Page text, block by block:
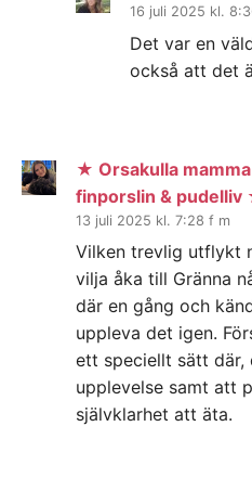
16 juli 2025 kl.
Det var en
också att det
★ Orsakulla
finporslin & pudelliv
13 juli 2025 kl. 7:28 f m
Vilken trevlig utflykt
vilja åka till Gränna
där en gång och
uppleva det igen.
ett speciellt sätt där,
upplevelse samt att
självklarhet att äta.